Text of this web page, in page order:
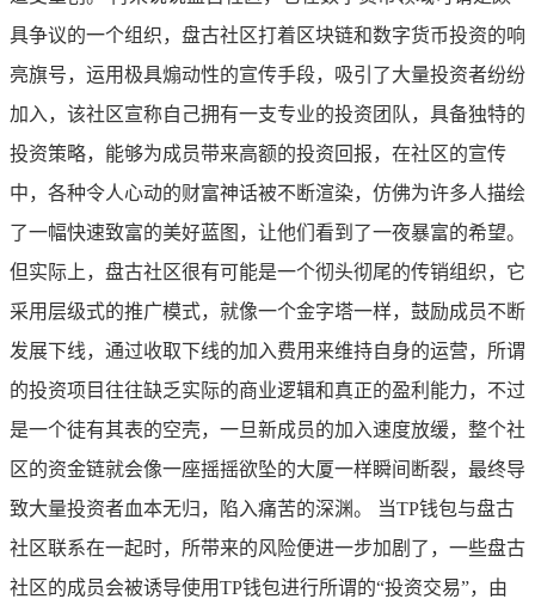
具争议的一个组织，盘古社区打着区块链和数字货币投资的响
亮旗号，运用极具煽动性的宣传手段，吸引了大量投资者纷纷
加入，该社区宣称自己拥有一支专业的投资团队，具备独特的
投资策略，能够为成员带来高额的投资回报，在社区的宣传
中，各种令人心动的财富神话被不断渲染，仿佛为许多人描绘
了一幅快速致富的美好蓝图，让他们看到了一夜暴富的希望。
但实际上，盘古社区很有可能是一个彻头彻尾的传销组织，它
采用层级式的推广模式，就像一个金字塔一样，鼓励成员不断
发展下线，通过收取下线的加入费用来维持自身的运营，所谓
的投资项目往往缺乏实际的商业逻辑和真正的盈利能力，不过
是一个徒有其表的空壳，一旦新成员的加入速度放缓，整个社
区的资金链就会像一座摇摇欲坠的大厦一样瞬间断裂，最终导
致大量投资者血本无归，陷入痛苦的深渊。 当TP钱包与盘古
社区联系在一起时，所带来的风险便进一步加剧了，一些盘古
社区的成员会被诱导使用TP钱包进行所谓的“投资交易”，由